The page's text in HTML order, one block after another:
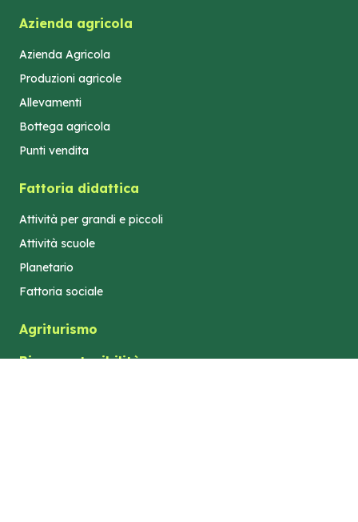
Azienda agricola
Azienda Agricola
Produzioni agricole
Allevamenti
Bottega agricola
Punti vendita
Fattoria didattica
Attività per grandi e piccoli
Attività scuole
Planetario
Fattoria sociale
Agriturismo
Bio e sostenibilità